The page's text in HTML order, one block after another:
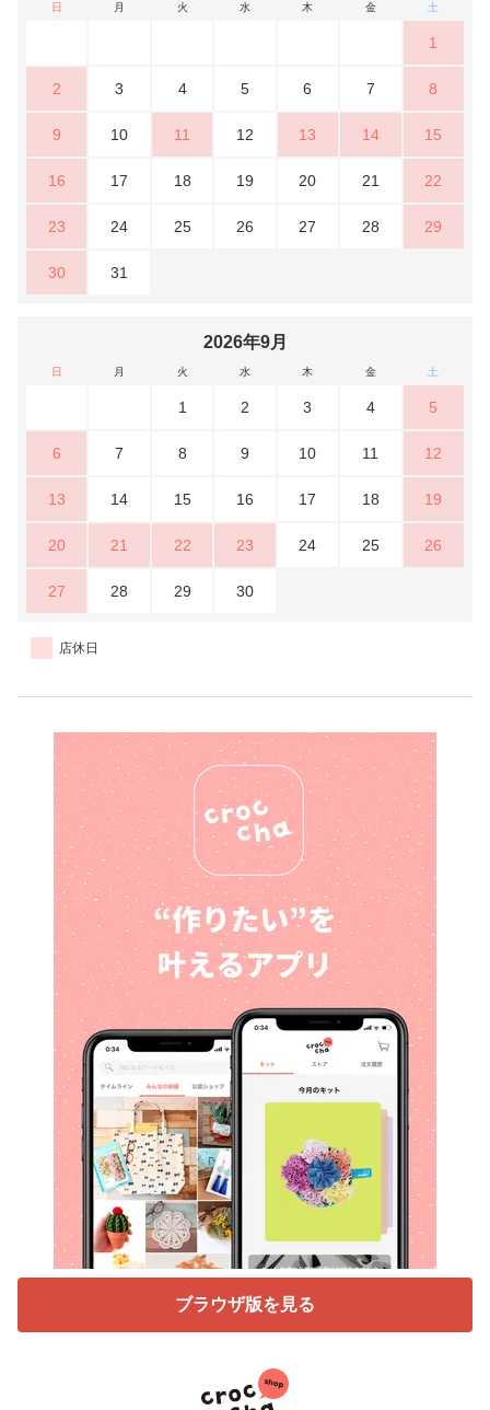
日 月 火 水 木 金 土
1
2 3 4 5 6 7 8
9 10 11 12 13 14 15
16 17 18 19 20 21 22
23 24 25 26 27 28 29
30 31
2026年9月
日 月 火 水 木 金 土
1 2 3 4 5
6 7 8 9 10 11 12
13 14 15 16 17 18 19
20 21 22 23 24 25 26
27 28 29 30
店休日
ブラウザ版を見る